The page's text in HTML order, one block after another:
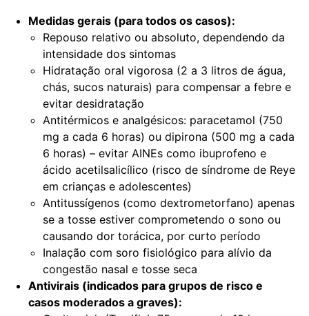
Medidas gerais (para todos os casos):
Repouso relativo ou absoluto, dependendo da
intensidade dos sintomas
Hidratação oral vigorosa (2 a 3 litros de água,
chás, sucos naturais) para compensar a febre e
evitar desidratação
Antitérmicos e analgésicos: paracetamol (750
mg a cada 6 horas) ou dipirona (500 mg a cada
6 horas) – evitar AINEs como ibuprofeno e
ácido acetilsalicílico (risco de síndrome de Reye
em crianças e adolescentes)
Antitussígenos (como dextrometorfano) apenas
se a tosse estiver comprometendo o sono ou
causando dor torácica, por curto período
Inalação com soro fisiológico para alívio da
congestão nasal e tosse seca
Antivirais (indicados para grupos de risco e
casos moderados a graves):